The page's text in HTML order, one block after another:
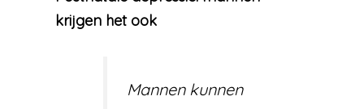
krijgen het ook
Mannen kunnen